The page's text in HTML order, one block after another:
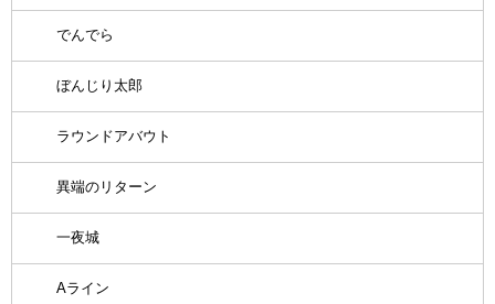
でんでら
ぼんじり太郎
ラウンドアバウト
異端のリターン
一夜城
Aライン